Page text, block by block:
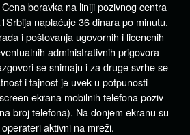
boravka na liniji pozivnog centra
naplaćuje 36 dinara po minutu.
i poštovanja ugovornih i licencnih
administrativnih prigovora
se snimaju i za druge svrhe se
i tajnost je uvek u potpunosti
ekrana mobilnih telefona poziv
broj telefona). Na donjem ekranu su
aktivni na mreži.